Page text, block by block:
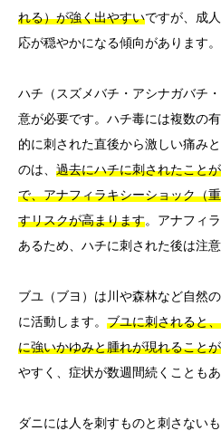
れる）が強く出やすいですが、成
応が穏やかになる傾向があります。
ハチ（スズメバチ・アシナガバチ
意が必要です。ハチ毒には複数の
的に刺された直後から激しい痛み
のは、 過去にハチに刺されたこと
で、アナフィラキシーショック（
すリスクが高まります。アナフィ
あるため、ハチに刺された後は注
ブユ（ブヨ）は川や森林など自然
に活動します。 ブユに刺されると
に強いかゆみと腫れが現れること
やすく、症状が数週間続くこともあ
ダニには人を刺すものと刺さない